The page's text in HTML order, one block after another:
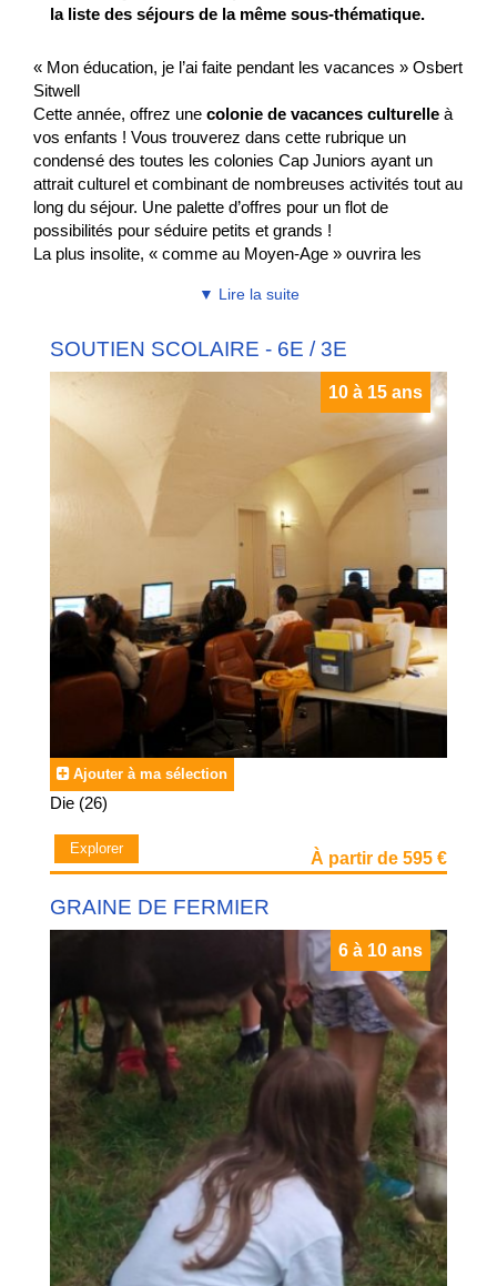
la liste des séjours de la même sous-thématique.
« Mon éducation, je l’ai faite pendant les vacances » Osbert
Sitwell
Cette année, offrez une colonie de vacances culturelle à
vos enfants ! Vous trouverez dans cette rubrique un
condensé des toutes les colonies Cap Juniors ayant un
attrait culturel et combinant de nombreuses activités tout au
long du séjour. Une palette d’offres pour un flot de
possibilités pour séduire petits et grands !
La plus insolite, « comme au Moyen-Age » ouvrira les
d'activités manuelles et sportives. Plus traditionnelles, les
satisfaire vos enfants avec la juste dose de cours et
d’activités. A la clef : cours d’anglais, soutient scolaire
suivant les besoins de chacun, de nombreuses activités
sportives et culturelles. Un programme qui s’adaptera à
tous les âges. Et enfin, plus ciblées, les colonies de
vacances thématiques qui combleront les passionnés
d’équitation, d’art du cirque, de musique, d’art de la scène et
du cinéma, de la pêche ou encore pour les plus curieux les
colonies pluridisciplinaires qui combinent une multitude
garantissent un encadrement par des professeurs et des
animateurs certifiés, dans un cadre aéré et convivial où les
vacances et la découverte sont à l’honneur. Les soirées
seront toutes autant animées et proposeront, suivant les
âges, des grands jeux, des soirées dansantes et des
Pour des vacances plus studieuses, n’hésitez pas à
consulter les offres de
colonie de vacances révision
scolaire
pour bien démarrer la rentrée.
▼ Lire la suite
SOUTIEN SCOLAIRE - 6E / 3E
10 à 15 ans
Ajouter à ma sélection
Die (26)
Explorer
À partir de 595 €
GRAINE DE FERMIER
6 à 10 ans